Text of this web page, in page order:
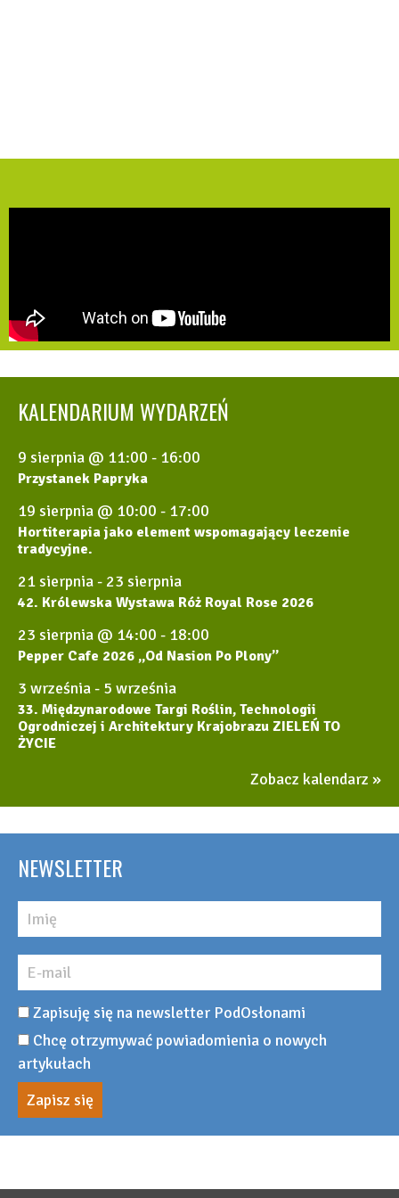
KALENDARIUM WYDARZEŃ
9 sierpnia @ 11:00 - 16:00
Przystanek Papryka
19 sierpnia @ 10:00 - 17:00
Hortiterapia jako element wspomagający leczenie
tradycyjne.
21 sierpnia- 23 sierpnia
42. Królewska Wystawa Róż Royal Rose 2026
23 sierpnia @ 14:00 - 18:00
Pepper Cafe 2026 „Od Nasion Po Plony”
3 września- 5 września
33. Międzynarodowe Targi Roślin, Technologii
Ogrodniczej i Architektury Krajobrazu ZIELEŃ TO
ŻYCIE
Zobacz kalendarz
NEWSLETTER
Zapisuję się na newsletter PodOsłonami
Chcę otrzymywać powiadomienia o nowych
artykułach